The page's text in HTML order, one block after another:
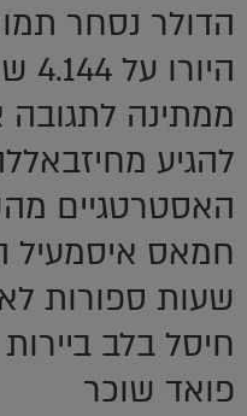
ממתינה לתגובה
להגיע
האסטרטגיים
חמאס איסמעיל
שעות ספורות
חיסל בלב
פואד שוכר